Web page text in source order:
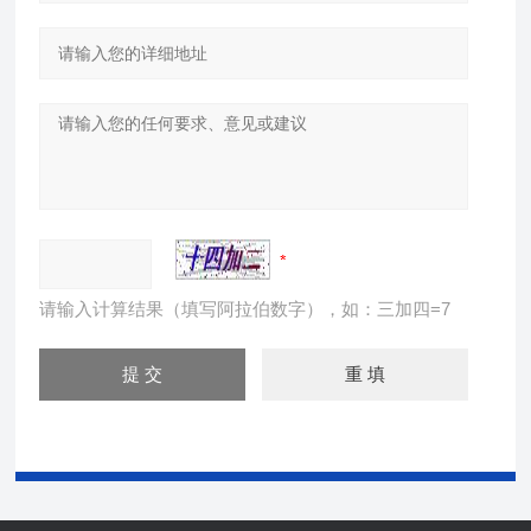
请输入计算结果（填写阿拉伯数字），如：三加四=7